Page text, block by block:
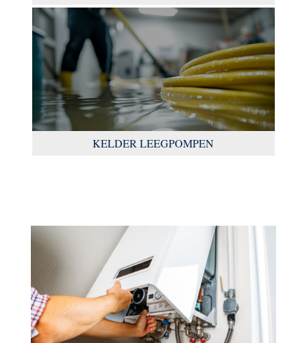
KELDER LEEGPOMPEN